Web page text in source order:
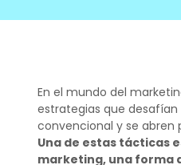
En el mundo del
estrategias que desafían
convencional y se abren
Una de estas tácticas
marketing, una forma